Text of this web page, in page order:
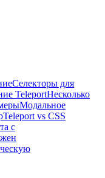
Селекторы для
TeleportНесколько
Модальное
Teleport vs CSS
с